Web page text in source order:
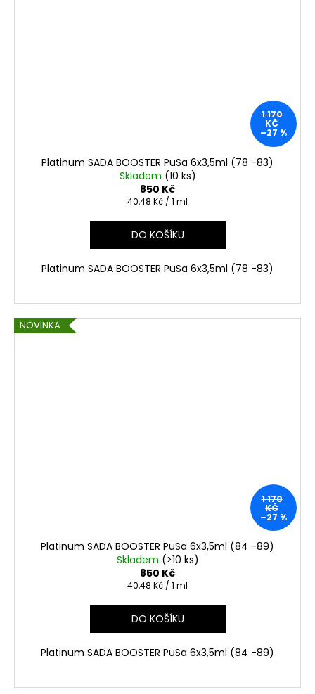
1 170
KČ
–27 %
Platinum SADA BOOSTER PuSa 6x3,5ml (78 -83)
Skladem (10 ks)
850 Kč
Měrná
40,48 Kč / 1 ml
DO KOŠÍKU
Platinum SADA BOOSTER PuSa 6x3,5ml (78 -83)
NOVINKA
1 170
KČ
–27 %
Platinum SADA BOOSTER PuSa 6x3,5ml (84 -89)
Skladem (>10 ks)
850 Kč
Měrná
40,48 Kč / 1 ml
DO KOŠÍKU
Platinum SADA BOOSTER PuSa 6x3,5ml (84 -89)